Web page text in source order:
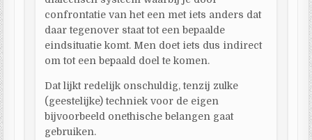
confrontatie van het een met iets anders dat
daar tegenover staat tot een bepaalde
eindsituatie komt. Men doet iets dus indirect
om tot een bepaald doel te komen.
Dat lijkt redelijk onschuldig, tenzij zulke
(geestelijke) techniek voor de eigen
bijvoorbeeld onethische belangen gaat
gebruiken.